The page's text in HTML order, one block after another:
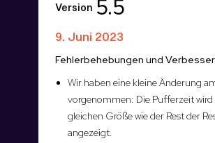
Version 5.5
9. Juni 2023
Fehlerbehebungen und
Wir haben eine kleine Änderung
vorgenommen: Die Pufferzeit
gleichen Größe wie der Rest der
angezeigt.